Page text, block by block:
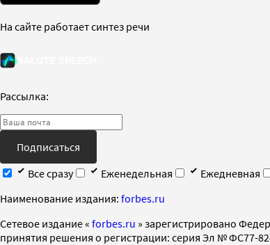
На сайте работает синтез речи
Рассылка:
Подписаться
Все сразу
Еженедельная Ежедневная
Наименование издания: forbes.ru
Cетевое издание « forbes.ru » зарегистрировано
принятия решения о регистрации: серия Эл № ФС77-